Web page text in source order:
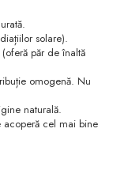
solare).
păr de înaltă
omogenă. Nu
naturală.
acoperă cel mai bine